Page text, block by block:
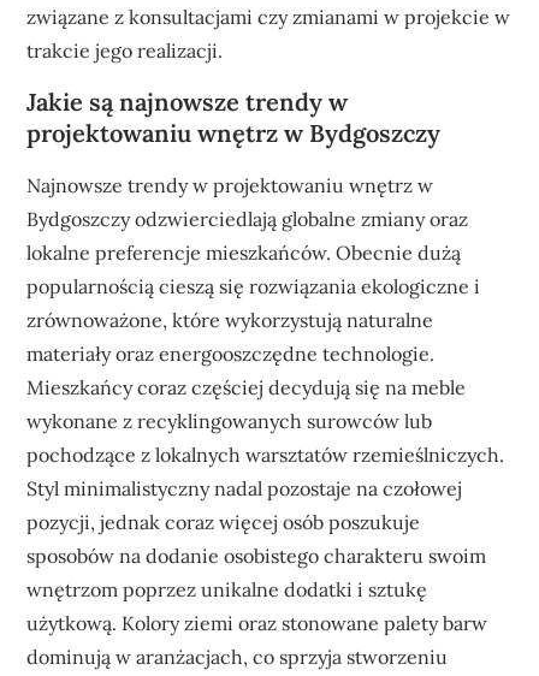
związane z konsultacjami czy zmianami w projekcie w
trakcie jego realizacji.
Jakie są najnowsze trendy w
projektowaniu wnętrz w Bydgoszczy
Najnowsze trendy w projektowaniu wnętrz w
Bydgoszczy odzwierciedlają globalne zmiany oraz
lokalne preferencje mieszkańców. Obecnie dużą
popularnością cieszą się rozwiązania ekologiczne i
zrównoważone, które wykorzystują naturalne
materiały oraz energooszczędne technologie.
Mieszkańcy coraz częściej decydują się na meble
wykonane z recyklingowanych surowców lub
pochodzące z lokalnych warsztatów rzemieślniczych.
Styl minimalistyczny nadal pozostaje na czołowej
pozycji, jednak coraz więcej osób poszukuje
sposobów na dodanie osobistego charakteru swoim
wnętrzom poprzez unikalne dodatki i sztukę
użytkową. Kolory ziemi oraz stonowane palety barw
dominują w aranżacjach, co sprzyja stworzeniu